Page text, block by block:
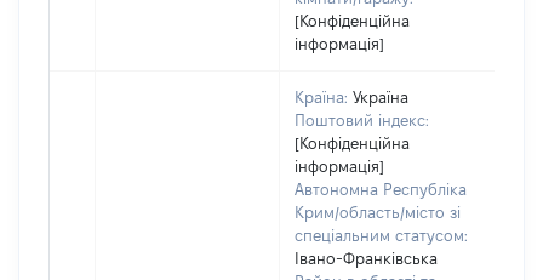
[Конфіденційна
інформація]
Країна: Україна
Поштовий індекс:
[Конфіденційна
інформація]
Автономна Республіка
Крим/область/місто зі
спеціальним статусом:
Івано-Франківська